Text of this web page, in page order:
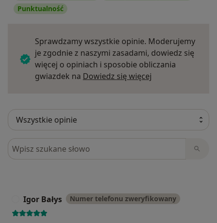
Punktualność
Sprawdzamy wszystkie opinie. Moderujemy
je zgodnie z naszymi zasadami, dowiedz się
więcej o opiniach i sposobie obliczania
gwiazdek na Dowiedz się więcej
Szukaj w opiniach
Igor Bałys Numer telefonu zweryfikowany